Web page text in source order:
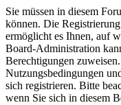
Sie müssen in diesem
können. Die
ermöglicht es Ihnen, auf
Board-Administration
Berechtigungen
Nutzungsbedingungen
sich registrieren. Bitte
wenn Sie sich in diesem